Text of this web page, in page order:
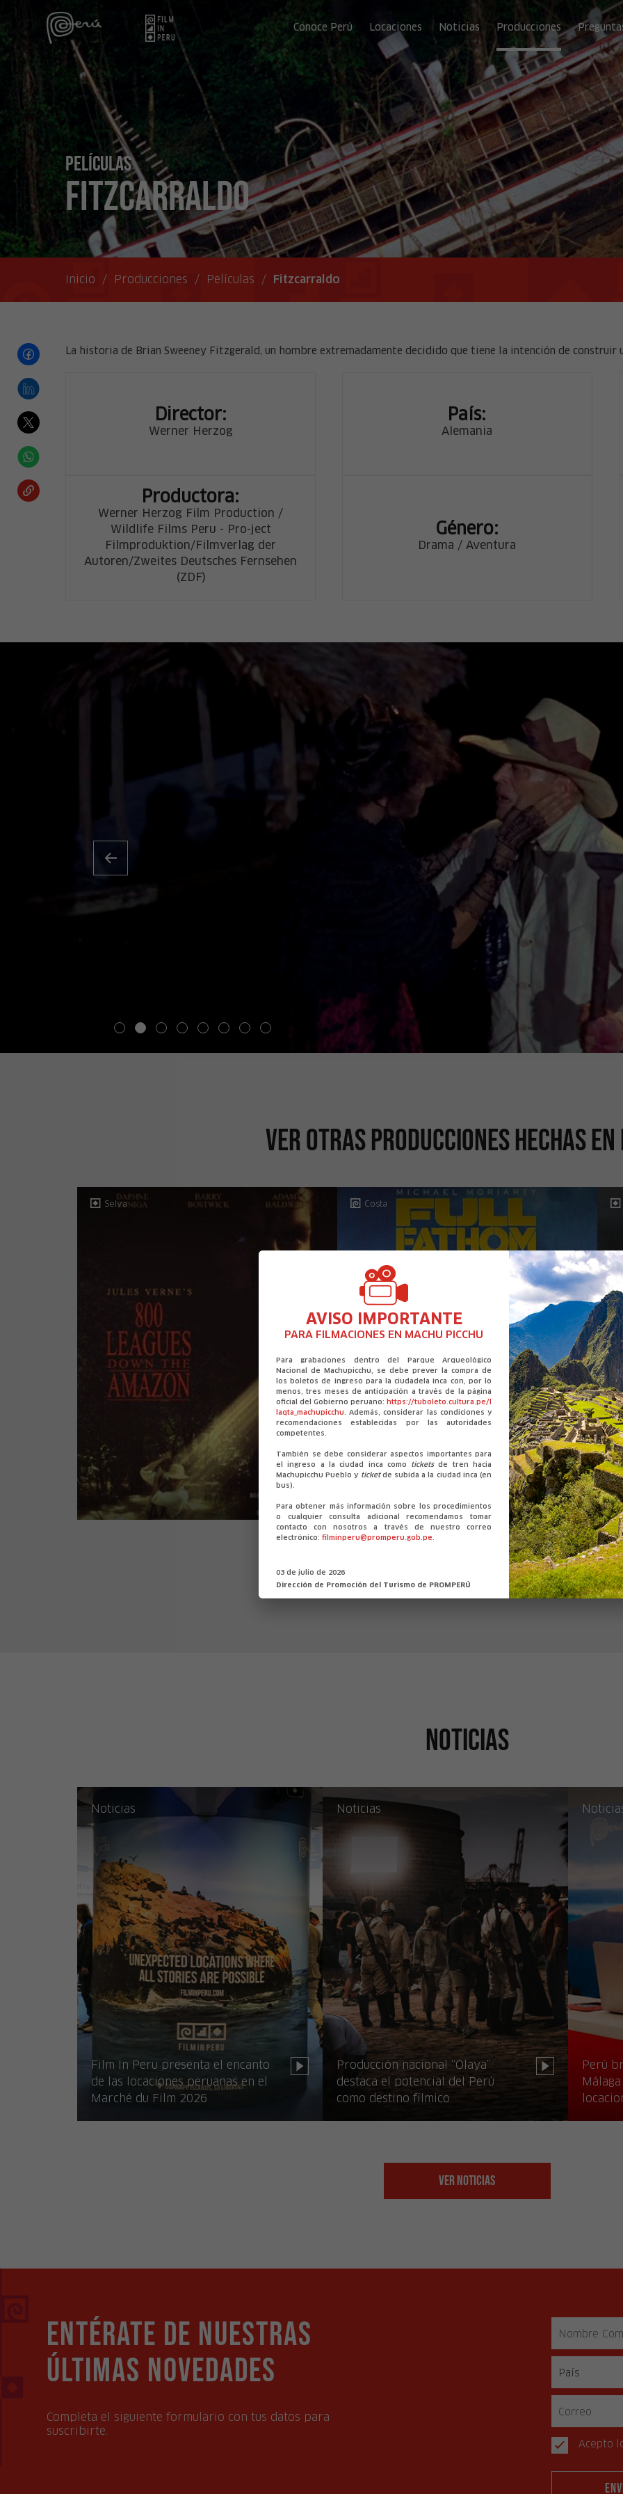
AVISO IMPORTANTE
PARA FILMACIONES EN MACHU PICCHU
Para grabaciones dentro del Parque Arqueológico
Nacional de Machupicchu, se debe prever la compra de
los boletos de ingreso para la ciudadela inca con, por lo
menos, tres meses de anticipación a través de la página
oficial del Gobierno peruano: https://tuboleto.cultura.pe/l
laqta_machupicchu . Además, considerar las condiciones y
recomendaciones establecidas por las autoridades
competentes.
También se debe considerar aspectos importantes para
el ingreso a la ciudad inca como ticketsde tren hacia
Machupicchu Pueblo y ticketde subida a la ciudad inca (en
bus).
Para obtener más información sobre los procedimientos
o cualquier consulta adicional recomendamos tomar
contacto con nosotros a través de nuestro correo
electrónico: filminperu@promperu.gob.pe
03 de julio de 2026
Dirección de Promoción del Turismo de PROMPERÚ
Conoce Perú Locaciones Noticias Producciones
Películas
Fitzcarraldo
Inicio / Producciones / Películas / Fitzcarraldo
La historia de Brian Sweeney Fitzgerald, un hombre extremadamente decidido que tiene la intención de construir
Director:
Werner Herzog
País:
Alemania
Productora:
Werner Herzog Film Production /
Wildlife Films Peru - Pro-ject
Filmproduktion/Filmverlag der
Autoren/Zweites Deutsches Fernsehen
(ZDF)
Género:
Drama / Aventura
Ver otras producciones hechas en
Selva Costa
VER PRODUCCIONES
Noticias
Noticias
Film In Peru presenta el encanto
de las locaciones peruanas en el
Marché du Film 2026
Noticias
Producción nacional “Olaya”
destaca el potencial del Perú
como destino fílmico
Perú
Ver Noticias
Entérate de nuestras
últimas novedades
Completa el siguiente formulario con tus datos para
suscribirte.
Acepto